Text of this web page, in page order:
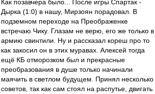
Как позавчера было... После игры Спартак -
Дырка (1:0) в нашу, Мирзоян порадовал. В
подземном переходе на Преображенке
встречаю Чику. Глазам не верю, его же только в
армию свинтили. Ну и рассказал кореш про то
как закосил он в этих муравах. Алексей тогда
ещё КБ отморозком был и прекрасные
преобразования в душе только начинали
маячить в светлом будущем. Принял несколько
советов, так как сам стоял на распутье, двигать